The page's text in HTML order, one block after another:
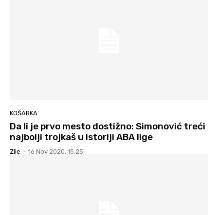
KOŠARKA
Da li je prvo mesto dostižno: Simonović treći
najbolji trojkaš u istoriji ABA lige
Zile - 16 Nov 2020. 15:25